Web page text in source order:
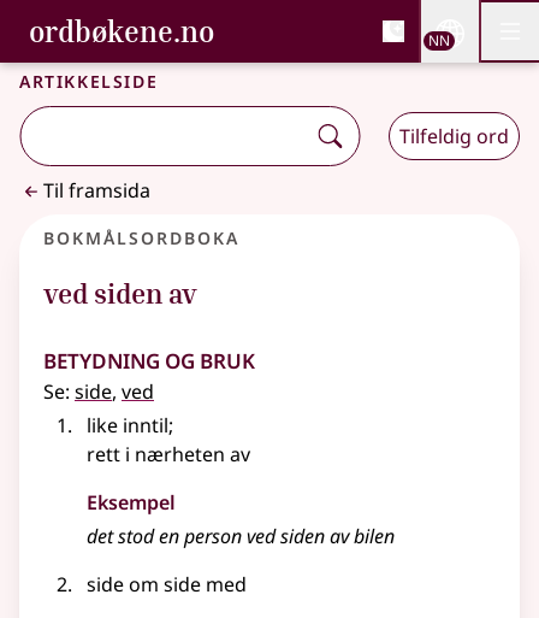
Gå til hovudinnhald
Tilgjenge
ordbøkene.no, Bokmålsordboka og
Bokmålsordboka og Nynorskordboka
NN
Artikkelside
Tilfeldig ord
Til framsida
Bokmålsordboka
ved siden av
Betydning og bruk
Se: side, ved
like inntil;
rett i nærheten av
Eksempel
det stod en person ved siden av bilen
side om side med